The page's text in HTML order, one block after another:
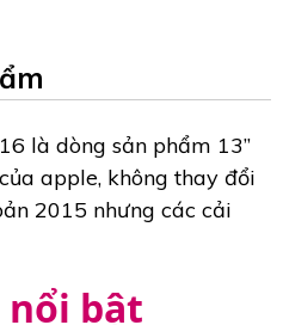
là dòng sản phẩm 13”
apple, không thay đổi
2015 nhưng các cải
bật